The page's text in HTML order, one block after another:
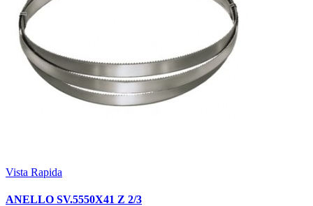
Vista Rapida
ANELLO SV.5550X41 Z 2/3